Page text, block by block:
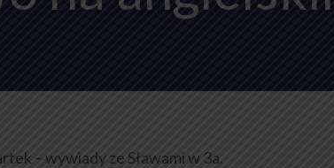
– wywiady ze Sławami w 3a.